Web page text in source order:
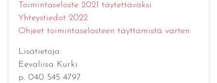
Toimintaseloste 2021 täytettäväksi
Yhteystiedot 2022
Ohjeet toimintaselosteen täyttämistä varten
Lisätietoja:
Eevaliisa Kurki
p. 040 545 4797